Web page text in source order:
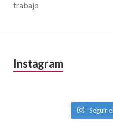
trabajo
Barra
Instagram
Seguir